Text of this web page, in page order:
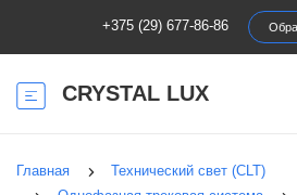
+375 (29) 677-86-86
CRYSTAL LUX
Главная
Технический свет (CLT)